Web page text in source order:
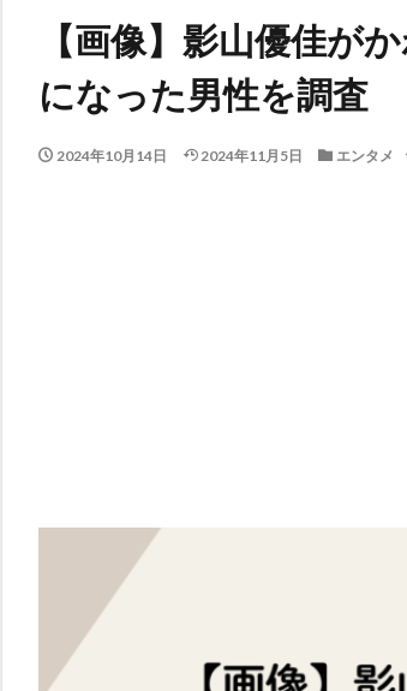
【画像】影山優佳が
になった男性を調査
2024年10月14日 2024年11月5日 エンタメ